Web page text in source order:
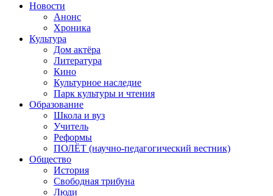
Новости
Анонс
Хроника
Культура
Дом актёра
Литература
Кино
Культурное наследие
Парк культуры и чтения
Образование
Школа и вуз
Учитель
Реформы
ПОЛЁТ (научно-педагогический вестник)
Общество
История
Свободная трибуна
Люди